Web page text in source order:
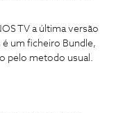
TV a última versão
é um ficheiro Bundle,
pelo metodo usual.